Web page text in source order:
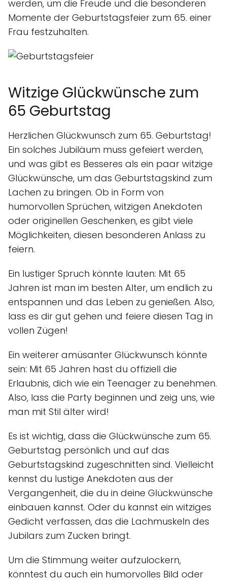
werden, um die Freude und die besonderen
Momente der Geburtstagsfeier zum 65. einer
Frau festzuhalten.
Witzige Glückwünsche zum
65 Geburtstag
Herzlichen Glückwunsch zum 65. Geburtstag!
Ein solches Jubiläum muss gefeiert werden,
und was gibt es Besseres als ein paar witzige
Glückwünsche, um das Geburtstagskind zum
Lachen zu bringen. Ob in Form von
humorvollen Sprüchen, witzigen Anekdoten
oder originellen Geschenken, es gibt viele
Möglichkeiten, diesen besonderen Anlass zu
feiern.
Ein lustiger Spruch könnte lauten: Mit 65
Jahren ist man im besten Alter, um endlich zu
entspannen und das Leben zu genießen. Also,
lass es dir gut gehen und feiere diesen Tag in
vollen Zügen!
Ein weiterer amüsanter Glückwunsch könnte
sein: Mit 65 Jahren hast du offiziell die
Erlaubnis, dich wie ein Teenager zu benehmen.
Also, lass die Party beginnen und zeig uns, wie
man mit Stil älter wird!
Es ist wichtig, dass die Glückwünsche zum 65.
Geburtstag persönlich und auf das
Geburtstagskind zugeschnitten sind. Vielleicht
kennst du lustige Anekdoten aus der
Vergangenheit, die du in deine Glückwünsche
einbauen kannst. Oder du kannst ein witziges
Gedicht verfassen, das die Lachmuskeln des
Jubilars zum Zucken bringt.
Um die Stimmung weiter aufzulockern,
könntest du auch ein humorvolles Bild oder